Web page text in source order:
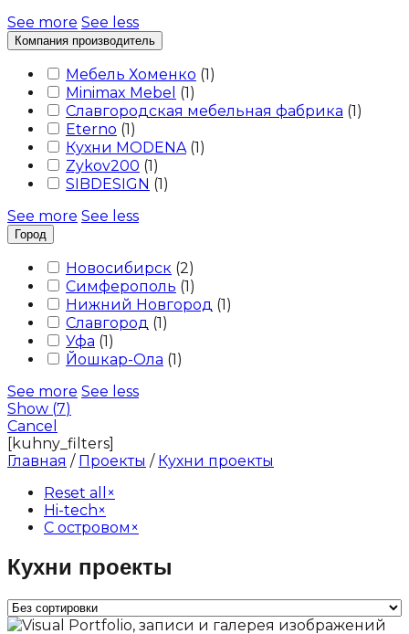
See more See less
Компания производитель
Мебель Хоменко (1)
Minimax Mebel (1)
Славгородская мебельная фабрика (1)
Eterno (1)
Кухни MODENA (1)
Zykov200 (1)
SIBDESIGN (1)
See more See less
Город
Новосибирск (2)
Симферополь (1)
Нижний Новгород (1)
Славгород (1)
Уфа (1)
Йошкар-Ола (1)
See more See less
Show (7)
Cancel
[kuhny_filters]
Главная / Проекты / Кухни проекты
Reset all
×
Hi-tech×
С островом ×
Кухни проекты